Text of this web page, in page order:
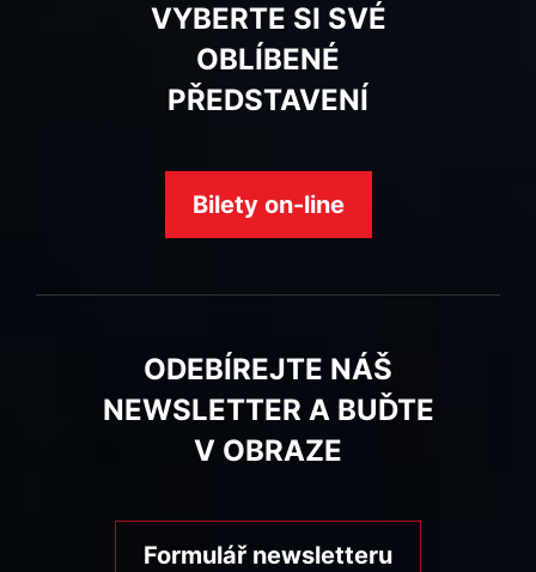
VYBERTE SI SVÉ
OBLÍBENÉ
PŘEDSTAVENÍ
Bilety on-line
ODEBÍREJTE NÁŠ
NEWSLETTER A BUĎTE
V OBRAZE
Formulář newsletteru